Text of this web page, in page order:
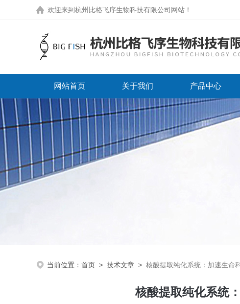
欢迎来到 杭州比格飞序生物科技有限公司网站 ！
网站首页 关于我们 产品中心
当前位置： 首页 > 技术文章 > 核酸提取纯化系统：加速生命
核酸提取纯化系统